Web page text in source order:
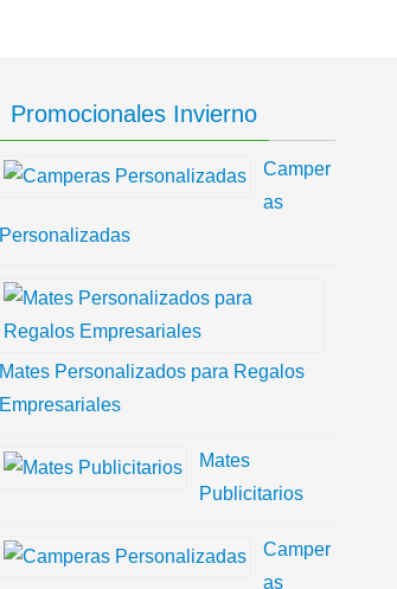
Promocionales Invierno
Camper
as
Personalizadas
Mates Personalizados para Regalos
Empresariales
Mates
Publicitarios
Camper
as